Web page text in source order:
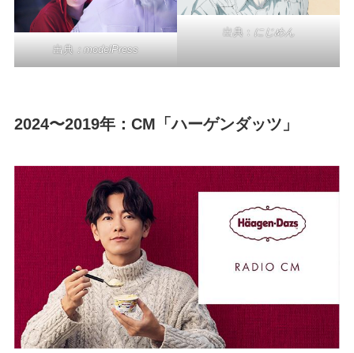
出典：modelPress
出典： にじめん
2024〜2019年：CM「ハーゲンダッツ」